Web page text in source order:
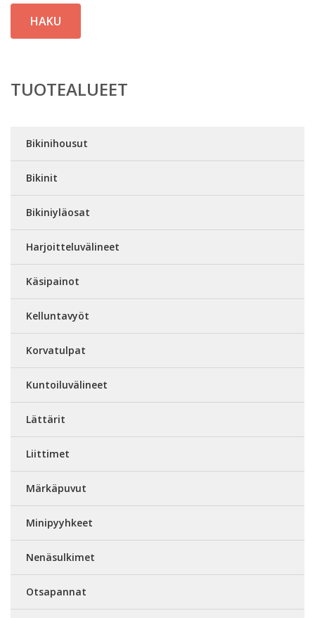
HAKU
TUOTEALUEET
Bikinihousut
Bikinit
Bikiniyläosat
Harjoitteluvälineet
Käsipainot
Kelluntavyöt
Korvatulpat
Kuntoiluvälineet
Lättärit
Liittimet
Märkäpuvut
Minipyyhkeet
Nenäsulkimet
Otsapannat